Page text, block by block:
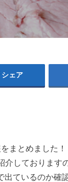
シェア
まとめました！
しております
出ているのか確